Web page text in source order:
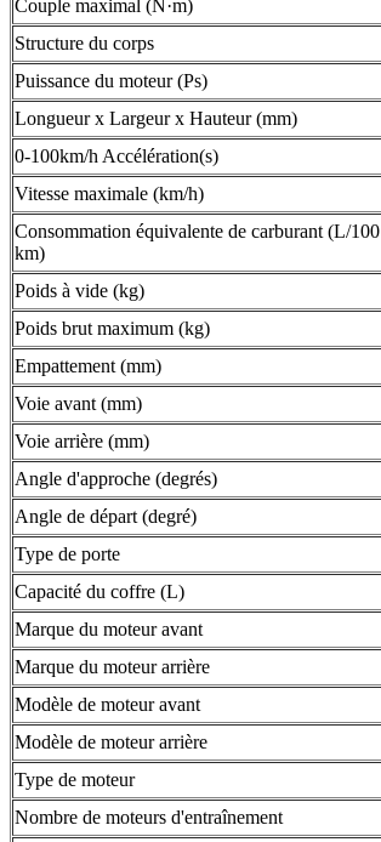
Couple maximal (N·m)
Structure du corps
Puissance du moteur (Ps)
Longueur x Largeur x Hauteur (mm)
0-100km/h Accélération(s)
Vitesse maximale (km/h)
Consommation équivalente de carburant (L/100
km)
Poids à vide (kg)
Poids brut maximum (kg)
Empattement (mm)
Voie avant (mm)
Voie arrière (mm)
Angle d'approche (degrés)
Angle de départ (degré)
Type de porte
Capacité du coffre (L)
Marque du moteur avant
Marque du moteur arrière
Modèle de moteur avant
Modèle de moteur arrière
Type de moteur
Nombre de moteurs d'entraînement